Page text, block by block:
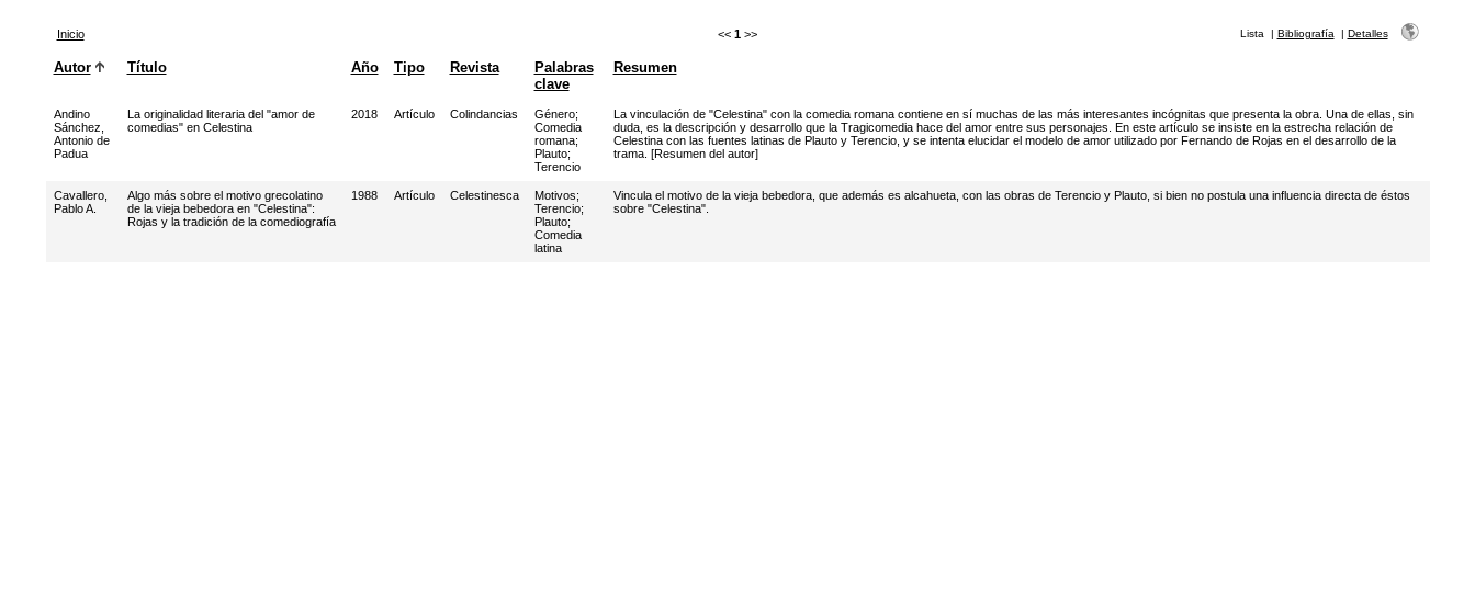
Inicio << 1 >> Lista | Bibliografía | Detalles
Autor Título Año Tipo Revista
Palabras
clave
Resumen
Andino
Sánchez,
Antonio de
Padua
La originalidad literaria del "amor de
comedias" en Celestina
2018 Artículo Colindancias Género;
Comedia
romana;
Plauto;
Terencio
La vinculación de "Celestina" con la comedia romana contiene en sí muchas de las más interesantes incógnitas que presenta la obra. Una de ellas, sin
duda, es la descripción y desarrollo que la Tragicomedia hace del amor entre sus personajes. En este artículo se insiste en la estrecha relación de
Celestina con las fuentes latinas de Plauto y Terencio, y se intenta elucidar el modelo de amor utilizado por Fernando de Rojas en el desarrollo de la
trama. [Resumen del autor]
Cavallero,
Pablo A.
Algo más sobre el motivo grecolatino
de la vieja bebedora en "Celestina":
Rojas y la tradición de la comediografía
1988 Artículo Celestinesca Motivos;
Terencio;
Plauto;
Comedia
latina
Vincula el motivo de la vieja bebedora, que además es alcahueta, con las obras de Terencio y Plauto, si bien no postula una influencia directa de éstos
sobre "Celestina".